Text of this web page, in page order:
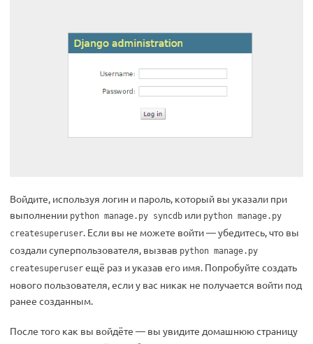
Войдите, используя логин и пароль, который вы указали при
выполнении python manage.py syncdb или python manage.py
createsuperuser. Если вы не можете войти — убедитесь, что вы
создали суперпользователя, вызвав python manage.py
createsuperuser ещё раз и указав его имя. Попробуйте создать
нового пользователя, если у вас никак не получается войти под
ранее созданным.
После того как вы войдёте — вы увидите домашнюю страницу